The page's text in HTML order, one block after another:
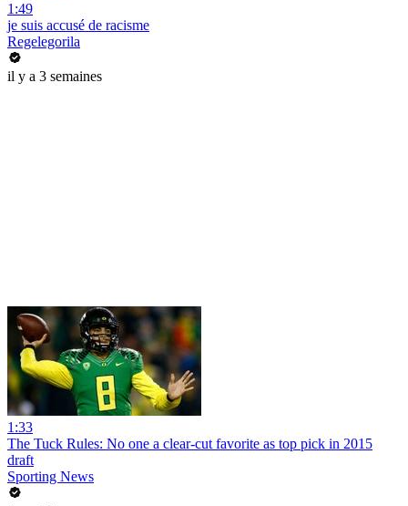
1:49
je suis accusé de racisme
Regelegorila
il y a 3 semaines
1:33
The Tuck Rules: No one a clear-cut favorite as top pick in 2015
draft
Sporting News